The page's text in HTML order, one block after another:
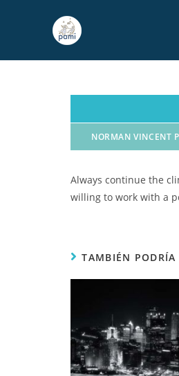
NORMAN VINCENT
Always continue the
willing to work with a
TAMBIÉN PODRÍA